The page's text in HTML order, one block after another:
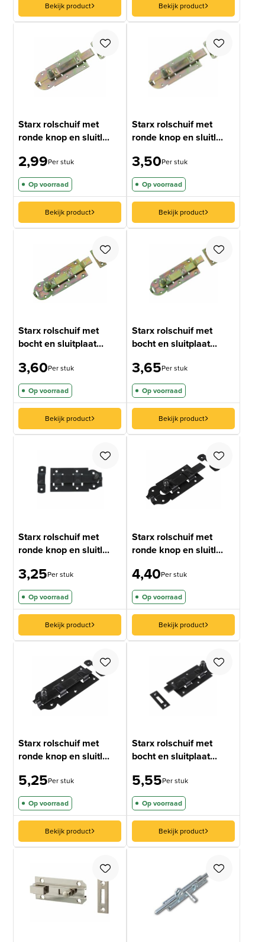
Bekijk product Bekijk product
Starx rolschuif met
ronde knop en sluitl...
2,99Per stuk
Op voorraad
Bekijk product
Starx rolschuif met
ronde knop en sluitl...
3,50Per stuk
Op voorraad
Bekijk product
Starx rolschuif met
bocht en sluitplaat...
3,60Per stuk
Op voorraad
Bekijk product
Starx rolschuif met
bocht en sluitplaat...
3,65Per stuk
Op voorraad
Bekijk product
Starx rolschuif met
ronde knop en sluitl...
3,25Per stuk
Op voorraad
Bekijk product
Starx rolschuif met
ronde knop en sluitl...
4,40Per stuk
Op voorraad
Bekijk product
Starx rolschuif met
ronde knop en sluitl...
5,25Per stuk
Op voorraad
Bekijk product
Starx rolschuif met
bocht en sluitplaat...
5,55Per stuk
Op voorraad
Bekijk product